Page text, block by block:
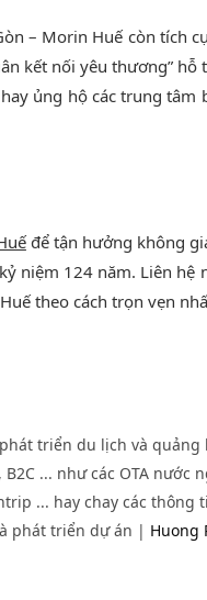
– Morin Huế còn tích
kết nối yêu thương”
ủng hộ các trung tâm
để tận hưởng không
niệm 124 năm. Liên hệ
theo cách trọn vẹn
triển du lịch và
... như các OTA nước
... hay chay các thông
phát triển dự án | Huong